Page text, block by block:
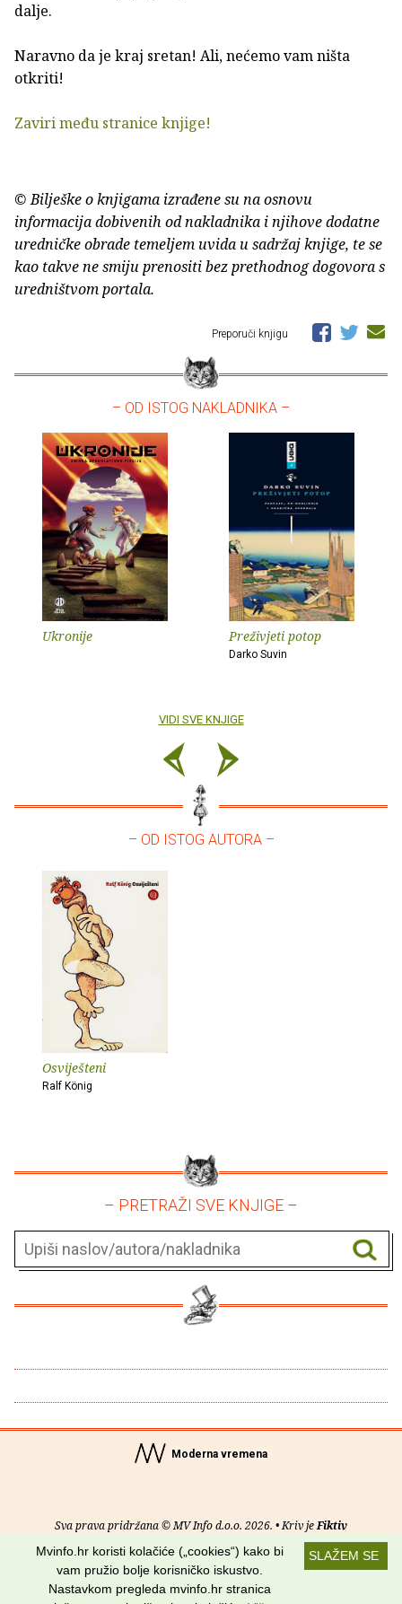
dalje.
Naravno da je kraj sretan! Ali, nećemo vam ništa
otkriti!
Zaviri među stranice knjige!
© Bilješke o knjigama izrađene su na osnovu
informacija dobivenih od nakladnika i njihove dodatne
uredničke obrade temeljem uvida u sadržaj knjige, te se
kao takve ne smiju prenositi bez prethodnog dogovora s
uredništvom portala.
Preporuči knjigu
– OD ISTOG NAKLADNIKA –
Ukronije Preživjeti potop
Darko Suvin
VIDI SVE KNJIGE
– OD ISTOG AUTORA –
Osviješteni
Ralf König
– PRETRAŽI SVE KNJIGE –
Moderna vremena
Sva prava pridržana © MV Info d.o.o. 2026. • Kriv jeFiktiv
O nama• Pomoć• Uvjeti korištenja•RSS kanali
Potraži nas na:
SLAŽEM SE
Mvinfo.hr koristi kolačiće („cookies“) kako bi
vam pružio bolje korisničko iskustvo.
Nastavkom pregleda mvinfo.hr stranica